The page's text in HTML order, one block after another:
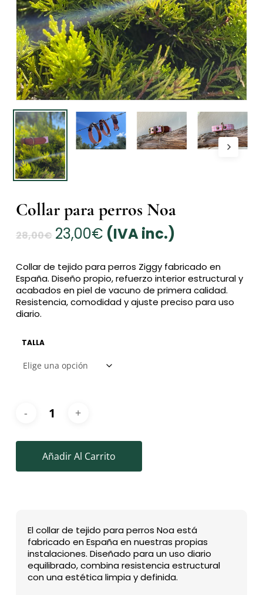
Collar para perros Noa
28,00€ El
precio
original
era:
28,00€.
23,00€El
precio
actual
es:
23,00€.
(IVA inc.)
Collar de tejido para perros Ziggy fabricado en
España. Diseño propio, refuerzo interior estructural y
acabados en piel de vacuno de primera calidad.
Resistencia, comodidad y ajuste preciso para uso
diario.
TALLA
Añadir Al Carrito
El collar de tejido para perros Noa está
fabricado en España en nuestras propias
instalaciones. Diseñado para un uso diario
equilibrado, combina resistencia estructural
con una estética limpia y definida.